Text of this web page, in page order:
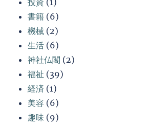
投資 (1)
書籍 (6)
機械 (2)
生活 (6)
神社仏閣 (2)
福祉 (39)
経済 (1)
美容 (6)
趣味 (9)